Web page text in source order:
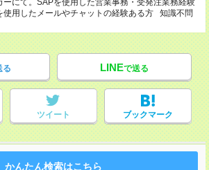
ーにて。SAPを使用した営業事務・受発注業務経験
使用したメールやチャットの経験ある方 知識不問
る LINEで送る
ツイート ブックマーク
かんたん検索はこちら